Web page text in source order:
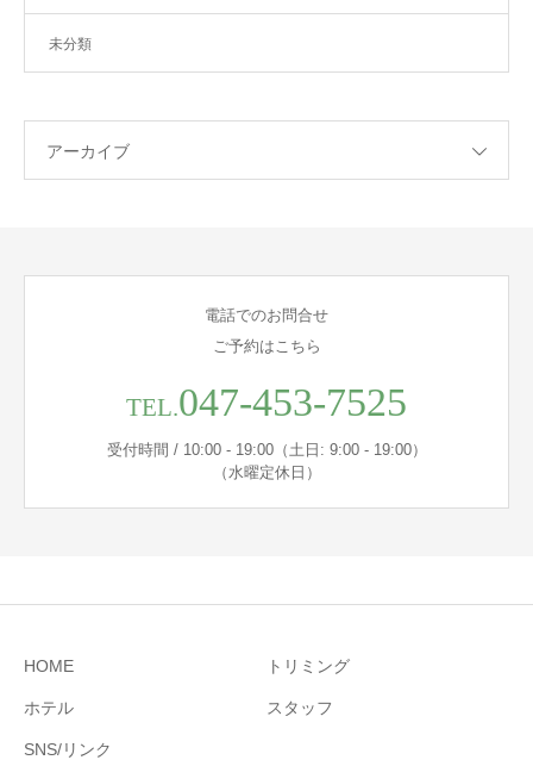
未分類
アーカイブ
電話でのお問合せ
ご予約はこちら
TEL.047-453-7525
受付時間 / 10:00 - 19:00（土日: 9:00 - 19:00）
（水曜定休日）
HOME トリミング
ホテル スタッフ
SNS/リンク